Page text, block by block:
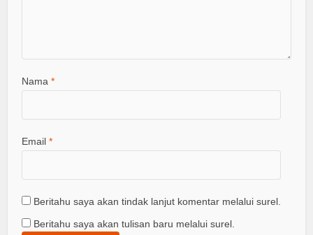
Nama*
Email*
Beritahu saya akan tindak lanjut komentar melalui surel.
Beritahu saya akan tulisan baru melalui surel.